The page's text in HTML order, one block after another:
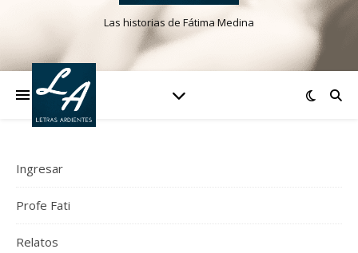
Las historias de Fátima Medina
Ingresar
Profe Fati
Relatos